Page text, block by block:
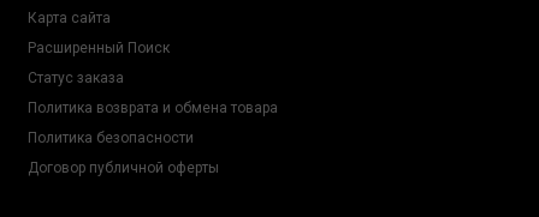
Карта сайта
Расширенный Поиск
Статус заказа
Политика возврата и обмена товара
Политика безопасности
Договор публичной оферты